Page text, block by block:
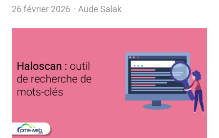
26 février 2026 Author
Aude Salak